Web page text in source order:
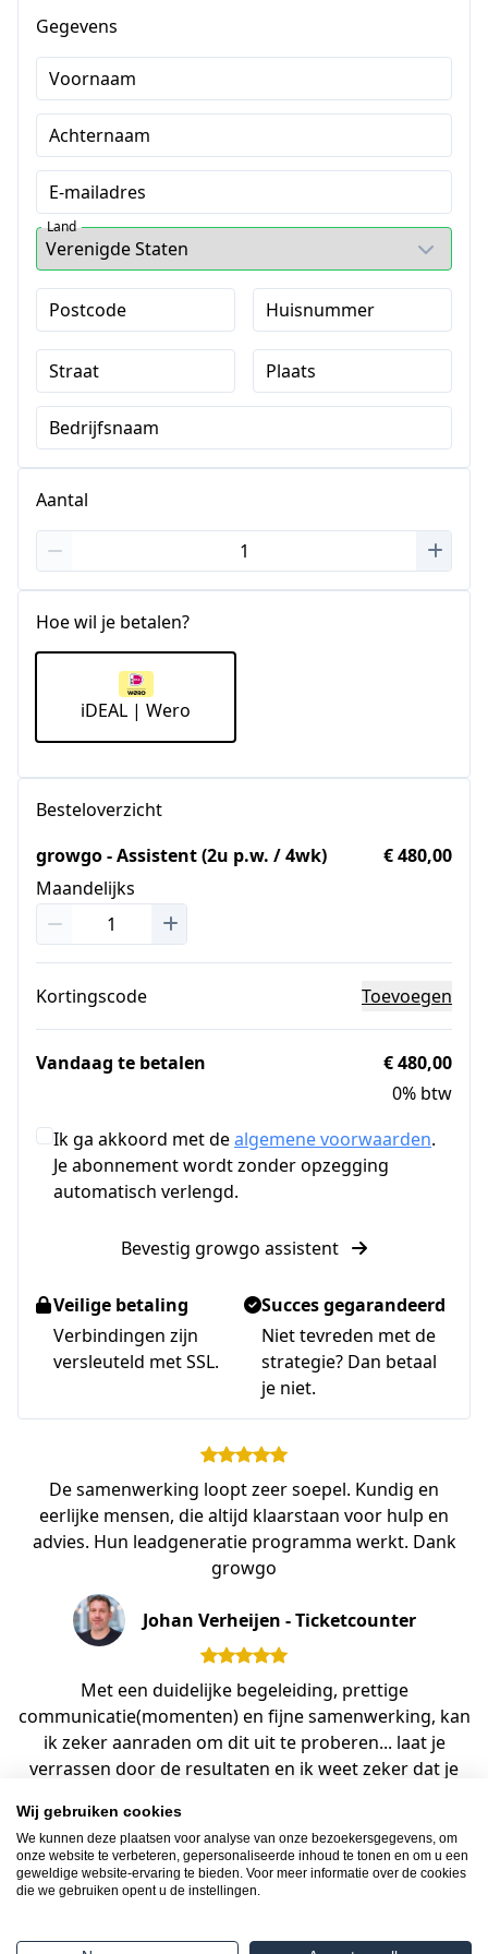
Gegevens
Voornaam
Achternaam
E-mailadres
Land
Postcode Huisnummer
Straat Plaats
Bedrijfsnaam
Aantal
Hoe wil je betalen?
iDEAL | Wero
Besteloverzicht
growgo - Assistent (2u p.w. / 4wk)
Maandelijks
€ 480,00
Kortingscode Toevoegen
Vandaag te betalen
€ 480,00
0% btw
Ik ga akkoord met dealgemene voorwaarden.
Je abonnement wordt zonder opzegging
automatisch verlengd.
Bevestig growgo assistent
Veilige betaling
Verbindingen zijn
versleuteld met SSL.
Succes gegarandeerd
Niet tevreden met de
strategie? Dan betaal
je niet.
De samenwerking loopt zeer soepel. Kundig en
eerlijke mensen, die altijd klaarstaan voor hulp en
advies. Hun leadgeneratie programma werkt. Dank
growgo
Johan Verheijen - Ticketcounter
Met een duidelijke begeleiding, prettige
communicatie(momenten) en fijne samenwerking, kan
ik zeker aanraden om dit uit te proberen... laat je
verrassen door de resultaten en ik weet zeker dat je
positief terug zal kijken op de dienstverlening.
Tom Onokiewicz - Incentro
growgoSchiehavenkade 2023024EZ Rotterdam NL
Wij gebruiken cookies
We kunnen deze plaatsen voor analyse van onze bezoekersgegevens, om
onze website te verbeteren, gepersonaliseerde inhoud te tonen en om u een
geweldige website-ervaring te bieden. Voor meer informatie over de cookies
die we gebruiken opent u de instellingen.